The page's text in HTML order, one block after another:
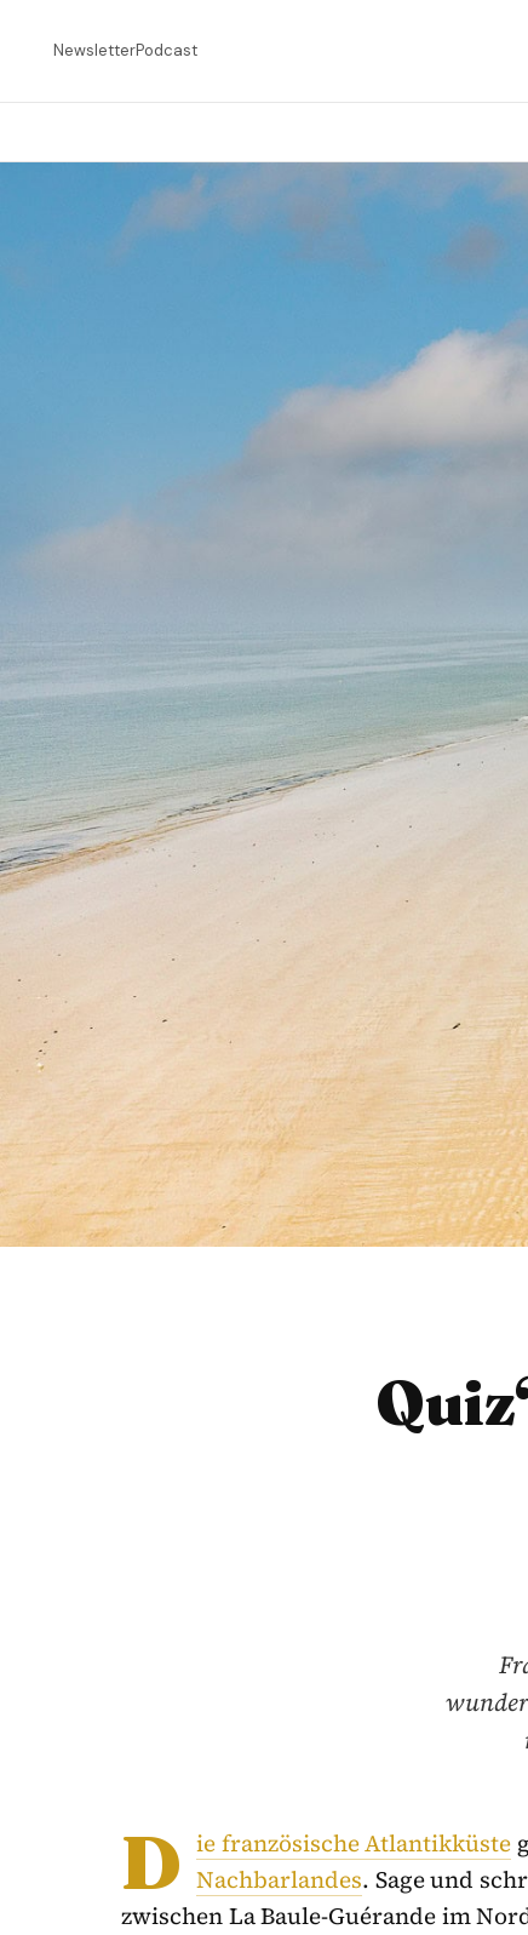
NewsletterPodcast
D ie französische Atlantikküste
Nachbarlandes. Sage und
zwischen La Baule-Guérande im